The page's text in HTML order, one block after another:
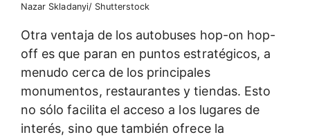
Nazar Skladanyi/ Shutterstock
Otra ventaja de los autobuses hop-on hop-
off es que paran en puntos estratégicos, a
menudo cerca de los principales
monumentos, restaurantes y tiendas. Esto
no sólo facilita el acceso a los lugares de
interés, sino que también ofrece la